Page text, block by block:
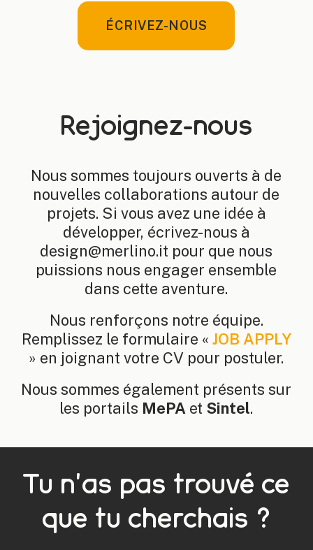
ÉCRIVEZ-NOUS
Rejoignez-nous
Nous sommes toujours ouverts à de
nouvelles collaborations autour de
projets. Si vous avez une idée à
développer, écrivez-nous à
design@merlino.it pour que nous
puissions nous engager ensemble
dans cette aventure.
Nous renforçons notre équipe.
Remplissez le formulaire « JOB APPLY
» en joignant votre CV pour postuler.
Nous sommes également présents sur
les portails MePA et Sintel.
Tu n'as pas trouvé ce
que tu cherchais ?